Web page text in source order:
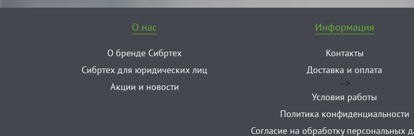
О нас
О бренде Сибртех
Сибртех для юридических лиц
Акции и новости
Информация
Контакты
Доставка и оплата
-->
Условия работы
Политика конфиденциальности
Согласие на обработку персональных